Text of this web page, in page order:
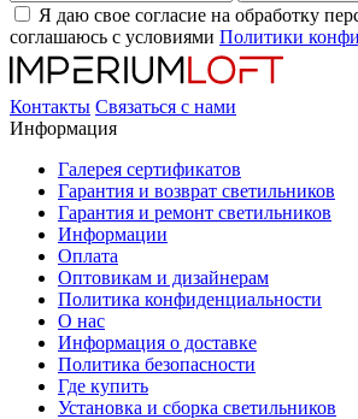
Я даю свое согласие на обработку
соглашаюсь с условиями Политики
Контакты Связаться с нами
Информация
Галерея сертификатов
Гарантия и возврат светильников
Гарантия и ремонт светильников
Информации
Оплата
Оптовикам и дизайнерам
Политика конфиденциальности
О нас
Информация о доставке
Политика безопасности
Где купить
Установка и сборка светильников